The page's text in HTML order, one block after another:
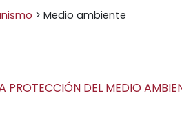
> Medio ambiente
PROTECCIÓN DEL MEDIO